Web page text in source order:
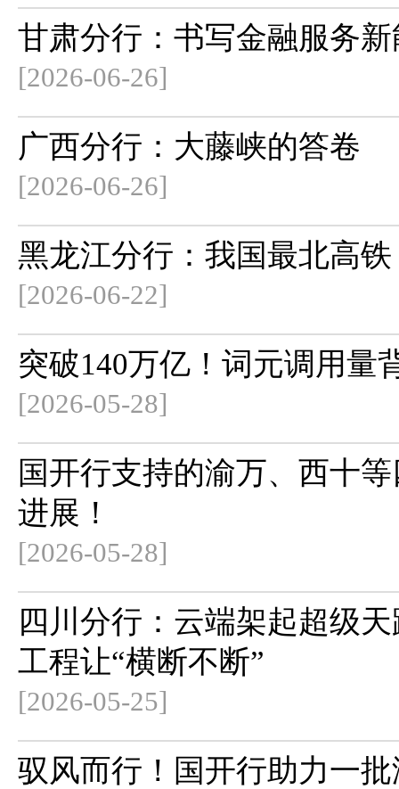
甘肃分行：书写金融服务
[2026-06-26]
广西分行：大藤峡的答卷
[2026-06-26]
黑龙江分行：我国最北高
[2026-06-22]
突破140万亿！词元调用量
[2026-05-28]
国开行支持的渝万、西十
进展！
[2026-05-28]
四川分行：云端架起超级
工程让“横断不断”
[2026-05-25]
驭风而行！国开行助力一